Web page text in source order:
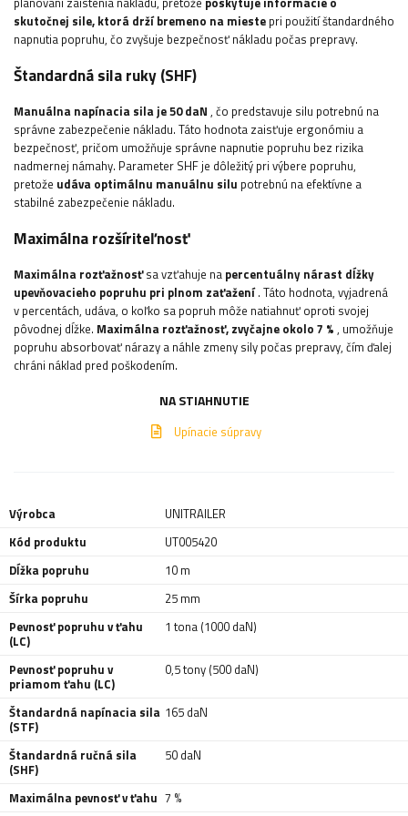
skutočnej sile, ktorá drží bremeno na mieste pri použití štandardného
napnutia popruhu, čo zvyšuje bezpečnosť nákladu počas prepravy.
Štandardná sila ruky (SHF)
Manuálna napínacia sila je 50 daN , čo predstavuje silu potrebnú na
správne zabezpečenie nákladu. Táto hodnota zaisťuje ergonómiu a
bezpečnosť, pričom umožňuje správne napnutie popruhu bez rizika
nadmernej námahy. Parameter SHF je dôležitý pri výbere popruhu,
pretože udáva optimálnu manuálnu silu potrebnú na efektívne a
stabilné zabezpečenie nákladu.
Maximálna rozšíriteľnosť
Maximálna rozťažnosťsa vzťahuje na percentuálny nárast dĺžky
upevňovacieho popruhu pri plnom zaťažení. Táto hodnota, vyjadrená
v percentách, udáva, o koľko sa popruh môže natiahnuť oproti svojej
pôvodnej dĺžke. Maximálna rozťažnosť, zvyčajne okolo 7 % , umožňuje
popruhu absorbovať nárazy a náhle zmeny sily počas prepravy, čím ďalej
chráni náklad pred poškodením.
NA STIAHNUTIE
Upínacie súpravy
Výrobca
UNITRAILER
Kód produktu
UT005420
Dĺžka popruhu
10 m
Šírka popruhu
25 mm
Pevnosť popruhu v ťahu
(LC)
1 tona (1000 daN)
Pevnosť popruhu v
priamom ťahu (LC)
0,5 tony (500 daN)
Štandardná napínacia sila
(STF)
165 daN
Štandardná ručná sila
(SHF)
50 daN
Maximálna pevnosť v ťahu 7 %